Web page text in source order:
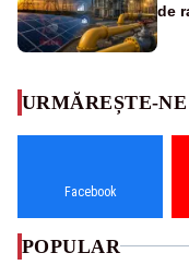
de
URMĂREȘTE-NE
Facebook
POPULAR